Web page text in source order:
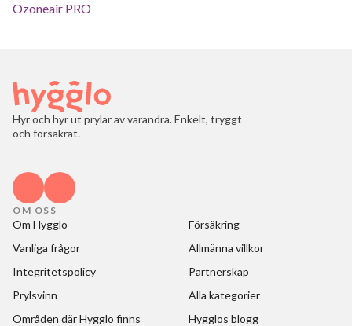
Ozoneair PRO
Hyr och hyr ut prylar av varandra. Enkelt, tryggt
och försäkrat.
OM OSS
Om Hygglo
Försäkring
Vanliga frågor
Allmänna villkor
Integritetspolicy
Partnerskap
Prylsvinn
Alla kategorier
Områden där Hygglo finns
Hygglos blogg